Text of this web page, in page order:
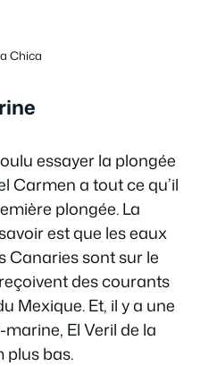
Chica
essayer la plongée
Carmen a tout ce qu’il
plongée. La
est que les eaux
Canaries sont sur le
des courants
Mexique. Et, il y a une
El Veril de la
plus bas.